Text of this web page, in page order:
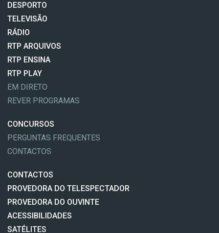
DESPORTO
TELEVISÃO
RÁDIO
RTP ARQUIVOS
RTP ENSINA
RTP PLAY
EM DIRETO
REVER PROGRAMAS
CONCURSOS
PERGUNTAS FREQUENTES
CONTACTOS
CONTACTOS
PROVEDORA DO TELESPECTADOR
PROVEDORA DO OUVINTE
ACESSIBILIDADES
SATÉLITES